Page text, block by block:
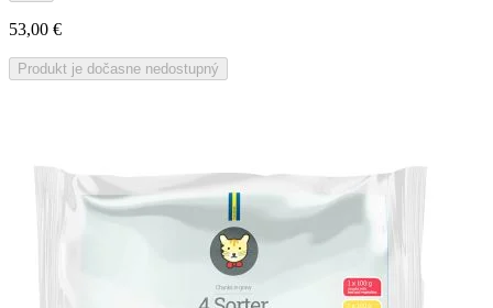
53,00 €
Produkt je dočasne nedostupný